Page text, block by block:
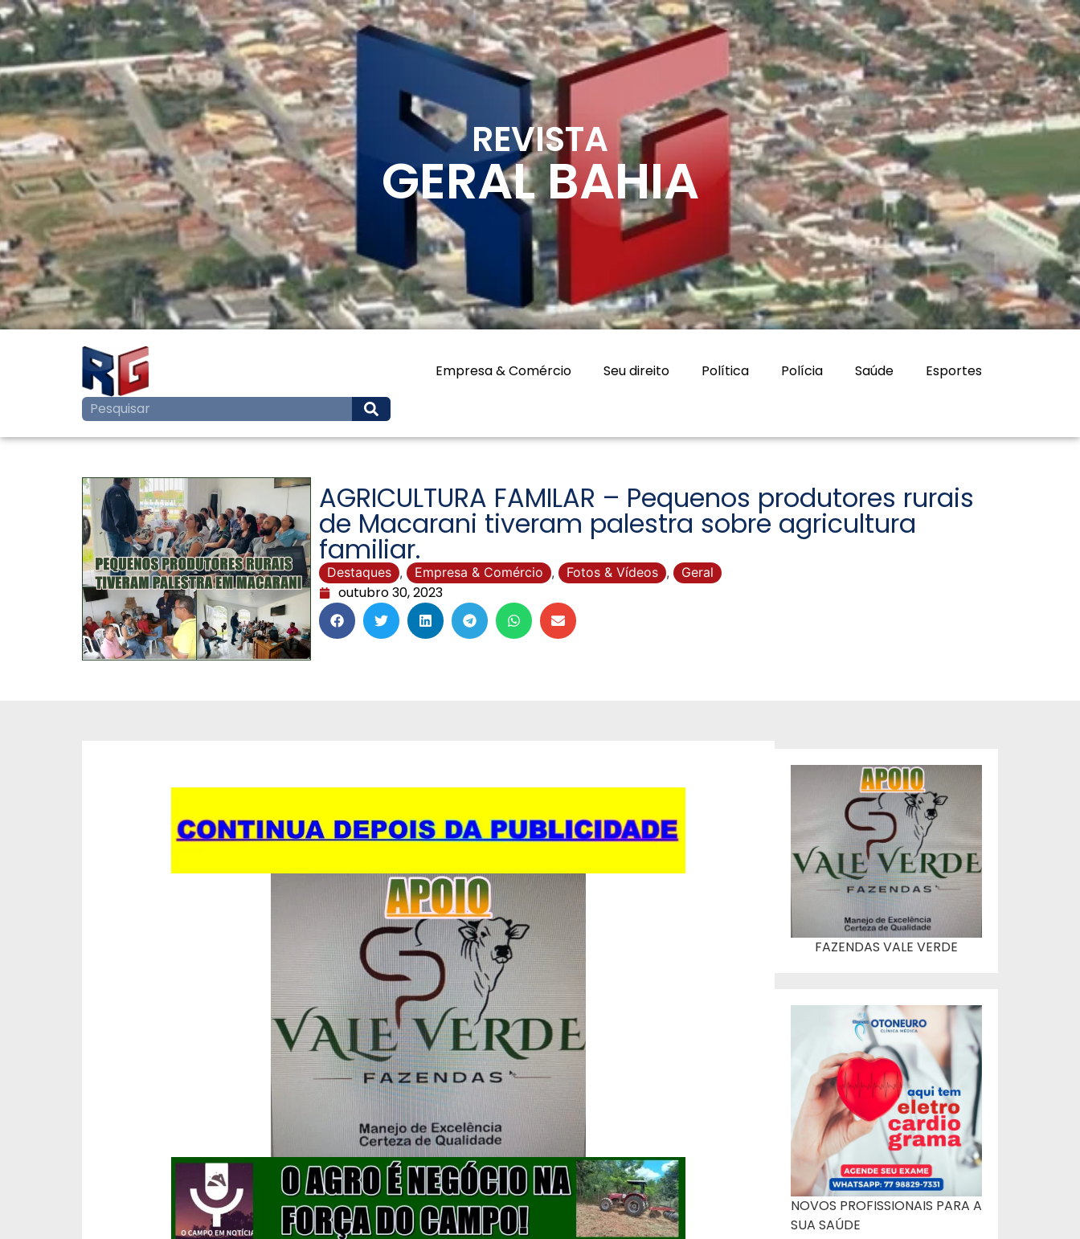
REVISTA
GERAL BAHIA
Empresa & Comércio Seu direito Política Polícia Saúde Esportes
AGRICULTURA FAMILAR – Pequenos produtores rurais
de Macarani tiveram palestra sobre agricultura
familiar.
Destaques , Empresa & Comércio , Fotos & Vídeos , Geral
outubro 30, 2023
FAZENDAS VALE VERDE
NOVOS PROFISSIONAIS PARA A
SUA SAÚDE